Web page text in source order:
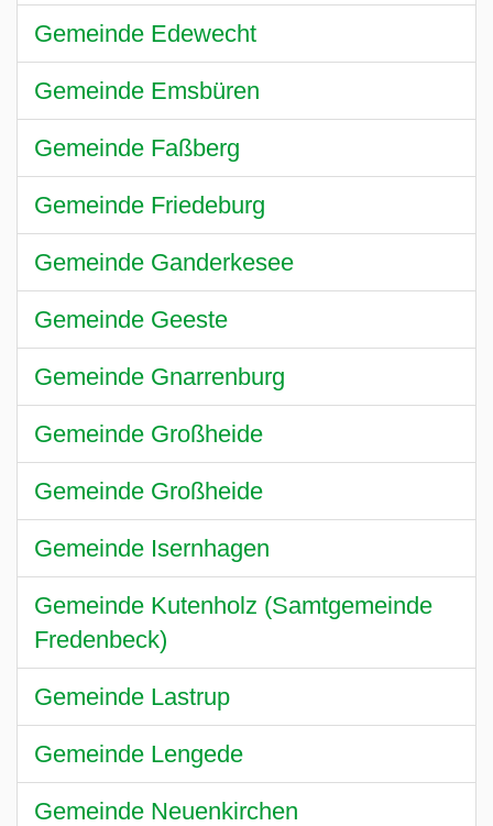
Gemeinde Edewecht
Gemeinde Emsbüren
Gemeinde Faßberg
Gemeinde Friedeburg
Gemeinde Ganderkesee
Gemeinde Geeste
Gemeinde Gnarrenburg
Gemeinde Großheide
Gemeinde Großheide
Gemeinde Isernhagen
Gemeinde Kutenholz (Samtgemeinde
Fredenbeck)
Gemeinde Lastrup
Gemeinde Lengede
Gemeinde Neuenkirchen